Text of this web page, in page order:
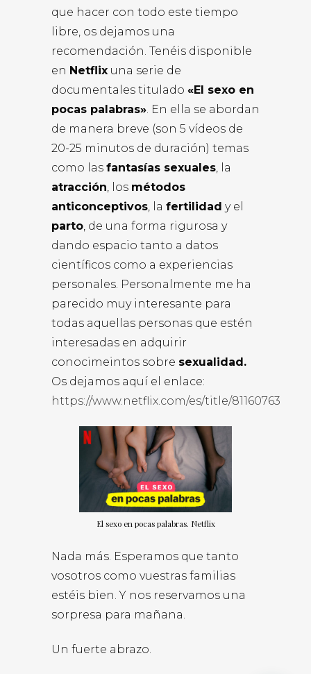
que hacer con todo este tiempo
libre, os dejamos una
recomendación. Tenéis disponible
en Netflix una serie de
documentales titulado «El sexo en
pocas palabras». En ella se abordan
de manera breve (son 5 vídeos de
20-25 minutos de duración) temas
como las fantasías sexuales, la
atracción, los métodos
anticonceptivos, la fertilidad y el
parto, de una forma rigurosa y
dando espacio tanto a datos
científicos como a experiencias
personales. Personalmente me ha
parecido muy interesante para
todas aquellas personas que estén
interesadas en adquirir
conocimeintos sobre sexualidad.
Os dejamos aquí el enlace:
https://www.netflix.com/es/title/81160763
El sexo en pocas palabras. Netflix
Nada más. Esperamos que tanto
vosotros como vuestras familias
estéis bien. Y nos reservamos una
sorpresa para mañana.
Un fuerte abrazo.